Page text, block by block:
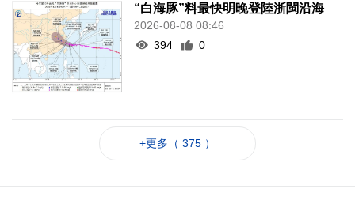
“白海豚”料最快明晚登陸浙閩沿海
2026-08-08 08:46
394
0
+更多（ 375 ）